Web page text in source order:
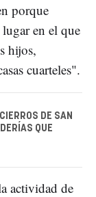
porque
en el que
hijos,
cuarteles".
DE SAN
QUE
actividad de